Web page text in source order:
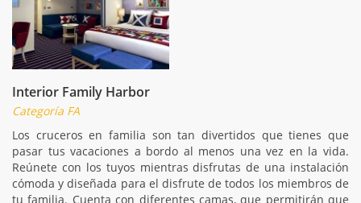
Interior Family Harbor
Categoría FA
Los cruceros en familia son tan divertidos que tienes que
pasar tus vacaciones a bordo al menos una vez en la vida.
Reúnete con los tuyos mientras disfrutas de una instalación
cómoda y diseñada para el disfrute de todos los miembros de
tu familia. Cuenta con diferentes camas, que permitirán que